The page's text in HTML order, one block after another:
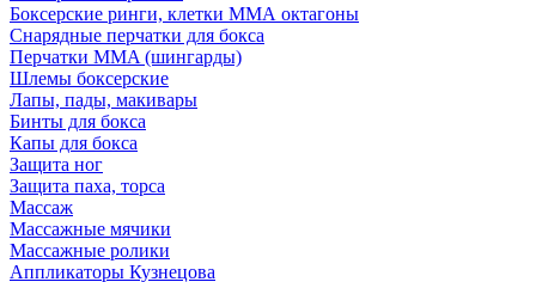
Боксерские ринги, клетки ММА октагоны
Снарядные перчатки для бокса
Перчатки MMA (шингарды)
Шлемы боксерские
Лапы, пады, макивары
Бинты для бокса
Капы для бокса
Защита ног
Защита паха, торса
Массаж
Массажные мячики
Массажные ролики
Аппликаторы Кузнецова